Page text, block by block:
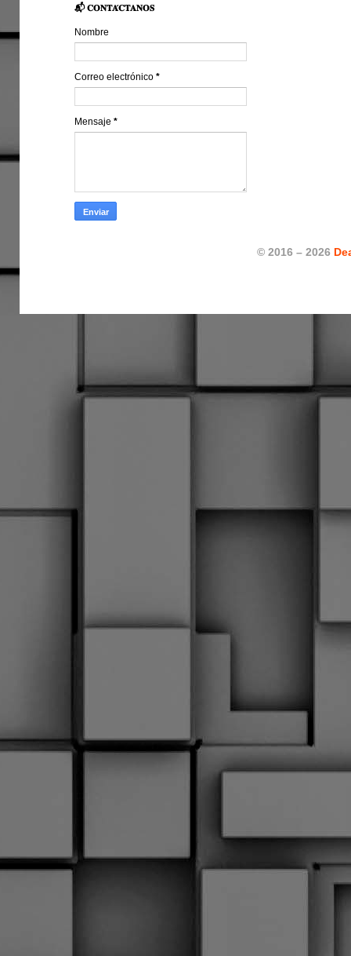
📬 𝐂𝐎𝐍𝐓𝐀́𝐂𝐓𝐀𝐍𝐎𝐒
Nombre
Correo electrónico *
Mensaje *
© 2016 – 2026